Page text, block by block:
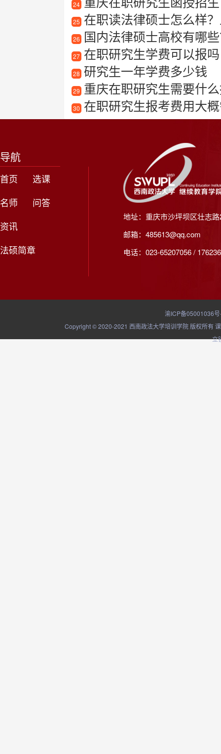
24
25 在职读法律硕士怎么样
26 国内法律硕士高校有哪
27 在职研究生学费可以报吗
28 研究生一年学费多少钱
29 重庆在职研究生需要什
30 在职研究生报考费用大
导航
首页
选课
名师
问答
资讯
法硕简章
地址：重庆市沙坪坝区壮志
邮箱：485613@qq.com
电话：023-65207056 /
渝ICP备05001036
Copyright © 2020-2021 西南政法大学培训学院 版权所有
立